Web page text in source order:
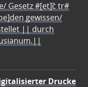
Gesetz #[et]c̃ tr#
gewissen/
|| durch
Drucke